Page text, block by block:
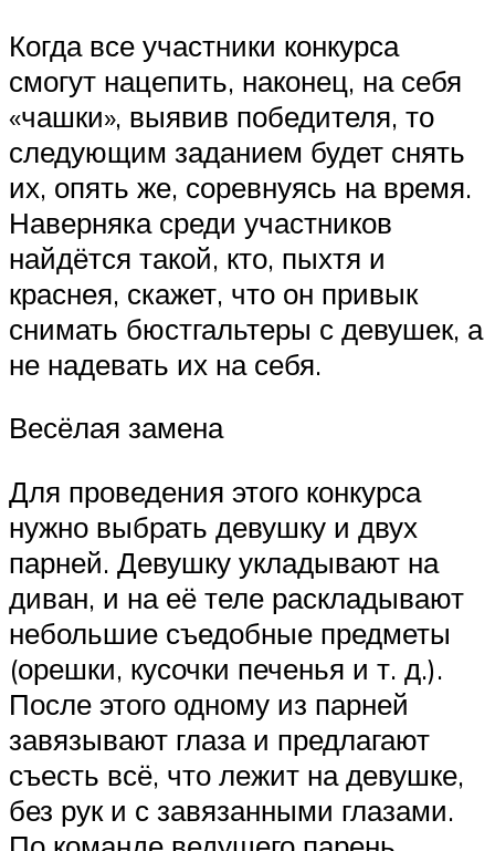
Когда все участники конкурса
смогут нацепить, наконец, на себя
«чашки», выявив победителя, то
следующим заданием будет снять
их, опять же, соревнуясь на время.
Наверняка среди участников
найдётся такой, кто, пыхтя и
краснея, скажет, что он привык
снимать бюстгальтеры с девушек, а
не надевать их на себя.
Весёлая замена
Для проведения этого конкурса
нужно выбрать девушку и двух
парней. Девушку укладывают на
диван, и на её теле раскладывают
небольшие съедобные предметы
(орешки, кусочки печенья и т. д.).
После этого одному из парней
завязывают глаза и предлагают
съесть всё, что лежит на девушке,
без рук и с завязанными глазами.